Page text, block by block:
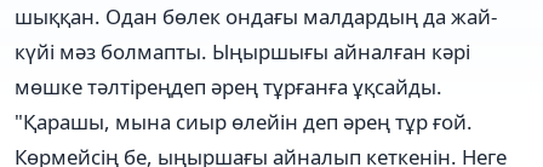
шыққан. Одан бөлек ондағы малдардың да жай-
күйі мәз болмапты. Ыңыршығы айналған кәрі
мөшке тәлтіреңдеп әрең тұрғанға ұқсайды.
"Қарашы, мына сиыр өлейін деп әрең тұр ғой.
Көрмейсің бе, ыңыршағы айналып кеткенін. Неге